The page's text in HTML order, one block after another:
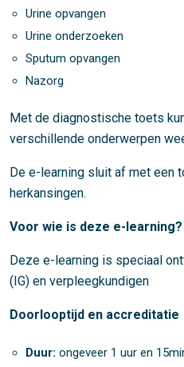
Urine opvangen
Urine onderzoeken
Sputum opvangen
Nazorg
Met de diagnostische toets
verschillende onderwerpen
De e-learning sluit af met een
herkansingen.
Voor wie is deze e-learning?
Deze e-learning is speciaal
(IG) en verpleegkundigen
Doorlooptijd en accreditatie
Duur: ongeveer 1 uur en